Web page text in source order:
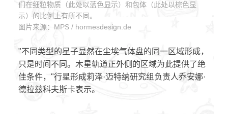
们在细粒物质（此处以蓝色显示）和包体（此处以棕色显
示）的比例上有所不同。
图片来源：MPS / hormesdesign.de
"不同类型的星子显然在尘埃气体盘的同一区域形成，
只是时间不同。木星轨道正外侧的区域为此提供了绝
佳条件，"行星形成莉泽·迈特纳研究组负责人乔安娜·
德拉兹科夫斯卡表示。